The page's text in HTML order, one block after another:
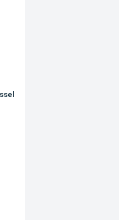
wellnesscentra?